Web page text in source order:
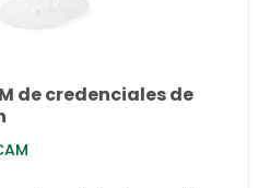
de credenciales de